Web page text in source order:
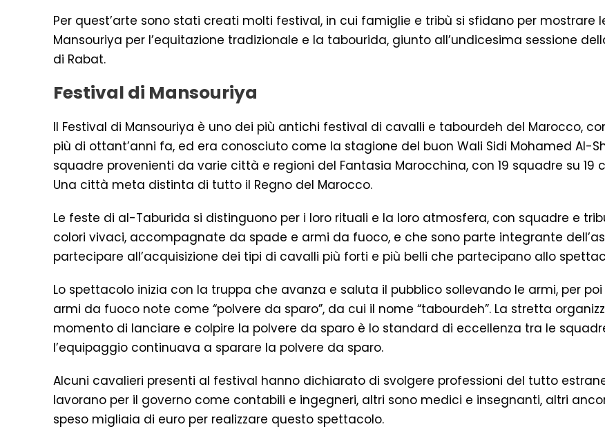
Per quest’arte sono stati creati molti festival, in cui famiglie e tribù si sfidano per mostrare
Mansouriya per l’equitazione tradizionale e la tabourida, giunto all’undicesima sessione
di Rabat.
Festival di Mansouriya
Il Festival di Mansouriya è uno dei più antichi festival di cavalli e tabourdeh del Marocco,
più di ottant’anni fa, ed era conosciuto come la stagione del buon Wali Sidi Mohamed Al-
squadre provenienti da varie città e regioni del Fantasia Marocchina, con 19 squadre su
Una città meta distinta di tutto il Regno del Marocco.
Le feste di al-Taburida si distinguono per i loro rituali e la loro atmosfera, con squadre e
colori vivaci, accompagnate da spade e armi da fuoco, e che sono parte integrante
partecipare all’acquisizione dei tipi di cavalli più forti e più belli che partecipano allo
Lo spettacolo inizia con la truppa che avanza e saluta il pubblico sollevando le armi, per
armi da fuoco note come “polvere da sparo”, da cui il nome “tabourdeh”. La stretta
momento di lanciare e colpire la polvere da sparo è lo standard di eccellenza tra le
l’equipaggio continuava a sparare la polvere da sparo.
Alcuni cavalieri presenti al festival hanno dichiarato di svolgere professioni del tutto
lavorano per il governo come contabili e ingegneri, altri sono medici e insegnanti, altri
speso migliaia di euro per realizzare questo spettacolo.